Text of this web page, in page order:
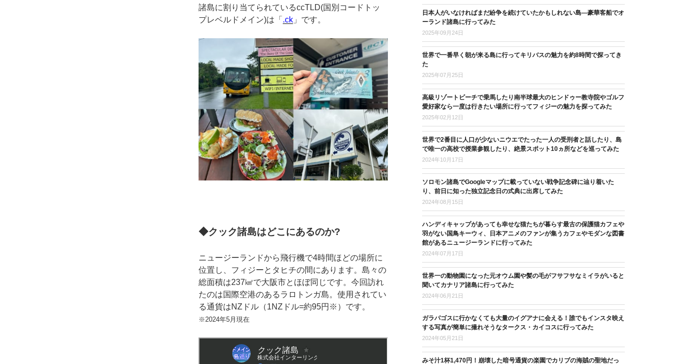
諸島に割り当てられているccTLD(国別コードトッ
プレベルドメイン)は「 .ck」です。
◆クック諸島はどこにあるのか?
ニュージーランドから飛行機で4時間ほどの場所に
位置し、フィジーとタヒチの間にあります。島々の
総面積は237㎢で大阪市とほぼ同じです。今回訪れ
たのは国際空港のあるラロトンガ島。使用されてい
る通貨はNZドル（1NZドル=約95円※）です。
※2024年5月現在
日本人がいなければまだ紛争を続けていたかもしれない島―豪華客船でオ
ーランド諸島に行ってみた
2025年09月24日
世界で一番早く朝が来る島に行ってキリバスの魅力を約8時間で探ってき
た
2025年07月25日
高級リゾートビーチで乗馬したり南半球最大のヒンドゥー教寺院やゴルフ
愛好家なら一度は行きたい場所に行ってフィジーの魅力を探ってみた
2025年02月12日
世界で2番目に人口が少ないニウエでたった一人の受刑者と話したり、島
で唯一の高校で授業参観したり、絶景スポット10ヵ所などを巡ってみた
2024年10月17日
ソロモン諸島でGoogleマップに載っていない戦争記念碑に辿り着いた
り、前日に知った独立記念日の式典に出席してみた
2024年08月15日
ハンディキャップがあっても幸せな猫たちが暮らす最古の保護猫カフェや
羽がない国鳥キーウィ、日本アニメのファンが集うカフェやモダンな図書
館があるニュージーランドに行ってみた
2024年07月17日
世界一の動物園になった元オウム園や髪の毛がフサフサなミイラがいると
聞いてカナリア諸島に行ってみた
2024年06月21日
ガラパゴスに行かなくても大量のイグアナに会える！誰でもインスタ映え
する写真が簡単に撮れそうなタークス・カイコスに行ってみた
2024年05月21日
みそ汁1杯1,470円！崩壊した暗号通貨の楽園でカリブの海賊の聖地だっ